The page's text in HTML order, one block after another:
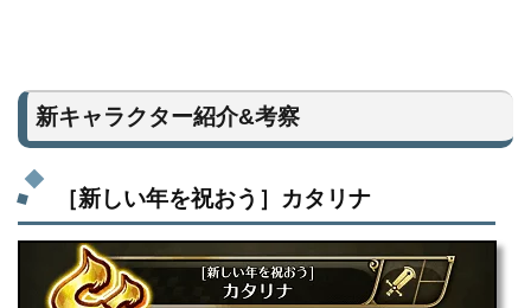
新キャラクター紹介&考察
［新しい年を祝おう］カタリナ